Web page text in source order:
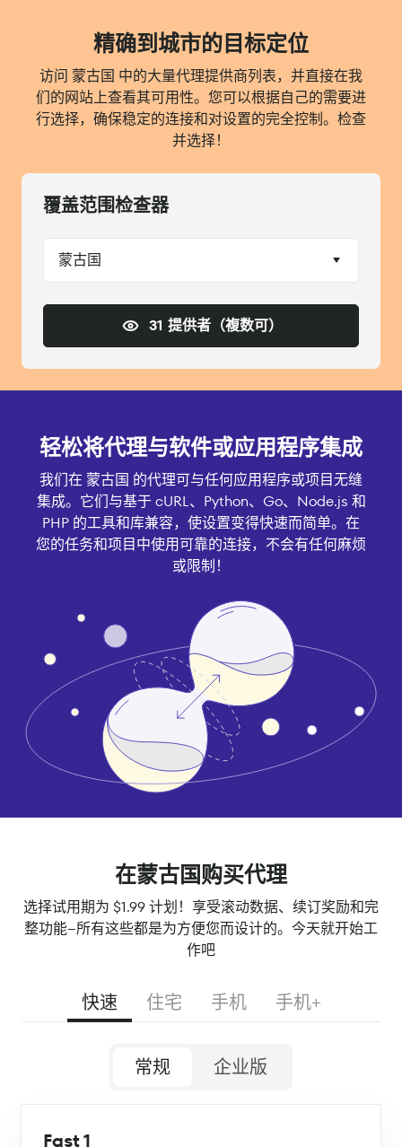
精确到城市的目标定位
访问 蒙古国 中的大量代理提供商列表，并直接在我
们的网站上查看其可用性。您可以根据自己的需要进
行选择，确保稳定的连接和对设置的完全控制。检查
并选择！
覆盖范围检查器
蒙古国
31 提供者（複数可）
轻松将代理与软件或应用程序集成
我们在 蒙古国 的代理可与任何应用程序或项目无缝
集成。它们与基于 cURL、Python、Go、Node.js 和
PHP 的工具和库兼容，使设置变得快速而简单。在
您的任务和项目中使用可靠的连接，不会有任何麻烦
或限制！
在蒙古国购买代理
选择试用期为 $1.99 计划！享受滚动数据、续订奖励和完
整功能--所有这些都是为方便您而设计的。今天就开始工
作吧
快速 住宅 手机 手机+
常规 企业版
Fast 1